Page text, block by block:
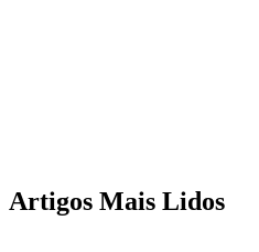
Artigos Mais Lidos